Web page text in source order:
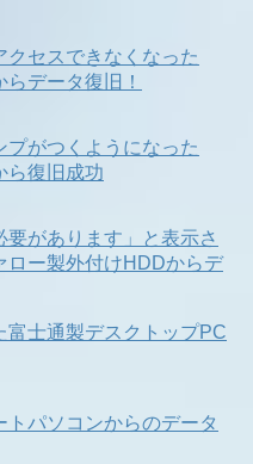
クセスできなくなった
データ復旧！
プがつくようになった
ら復旧成功
要があります」と表示さ
ロー製外付けHDDからデ
富士通製デスクトップPC
パソコンからのデータ